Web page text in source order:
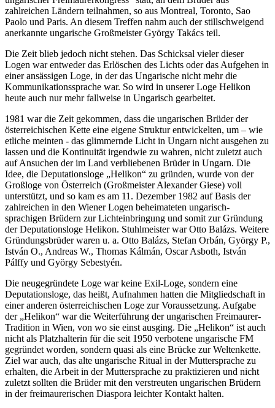
zahlreichen Ländern teilnahmen, so aus Montreal, Toronto, Sao
Paolo und Paris. An diesem Treffen nahm auch der stillschweigend
anerkannte ungarische Großmeister György Takács teil.
Die Zeit blieb jedoch nicht stehen. Das Schicksal vieler dieser
Logen war entweder das Erlöschen des Lichts oder das Aufgehen in
einer ansässigen Loge, in der das Ungarische nicht mehr die
Kommunikationssprache war. So wird in unserer Loge Helikon
heute auch nur mehr fallweise in Ungarisch gearbeitet.
1981 war die Zeit gekommen, dass die ungarischen Brüder der
österreichischen Kette eine eigene Struktur entwickelten, um – wie
etliche meinten - das glimmernde Licht in Ungarn nicht ausgehen zu
lassen und die Kontinuität irgendwie zu wahren, nicht zuletzt auch
auf Ansuchen der im Land verbliebenen Brüder in Ungarn. Die
Idee, die Deputationsloge „Helikon“ zu gründen, wurde von der
Großloge von Österreich (Großmeister Alexander Giese) voll
unterstützt, und so kam es am 11. Dezember 1982 auf Basis der
zahlreichen in den Wiener Logen beheimateten ungarisch-
sprachigen Brüdern zur Lichteinbringung und somit zur Gründung
der Deputationsloge Helikon. Stuhlmeister war Otto Balázs. Weitere
Gründungsbrüder waren u. a. Otto Balázs, Stefan Orbán, György P.,
István O., Andreas W., Thomas Kálmán, Oscar Asboth, István
Pálffy und György Sebestyén.
Die neugegründete Loge war keine Exil-Loge, sondern eine
Deputationsloge, das heißt, Aufnahmen hatten die Mitgliedschaft in
einer anderen österreichischen Loge zur Voraussetzung. Aufgabe
der „Helikon“ war die Weiterführung der ungarischen Freimaurer-
Tradition in Wien, von wo sie einst ausging. Die „Helikon“ ist auch
nicht als Platzhalterin für die seit 1950 verbotene ungarische FM
gegründet worden, sondern quasi als eine Brücke zur Weltenkette.
Ziel war auch, das alte ungarische Ritual in der Muttersprache zu
erhalten, die Arbeit in der Muttersprache zu praktizieren und nicht
zuletzt sollten die Brüder mit den verstreuten ungarischen Brüdern
in der freimaurerischen Diaspora leichter Kontakt halten.